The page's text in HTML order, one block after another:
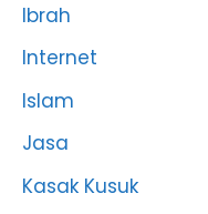
Ibrah
Internet
Islam
Jasa
Kasak Kusuk